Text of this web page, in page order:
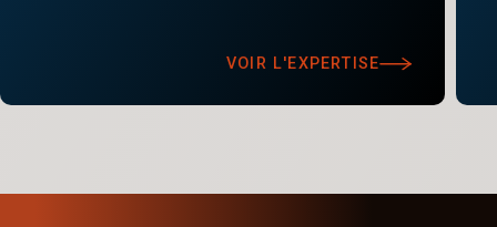
VOIR L'EXPERTISE